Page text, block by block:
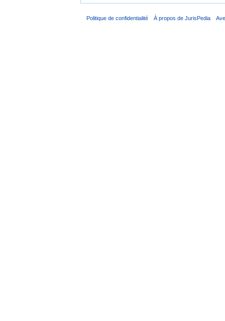
Politique de confidentialité À propos de JurisPedia